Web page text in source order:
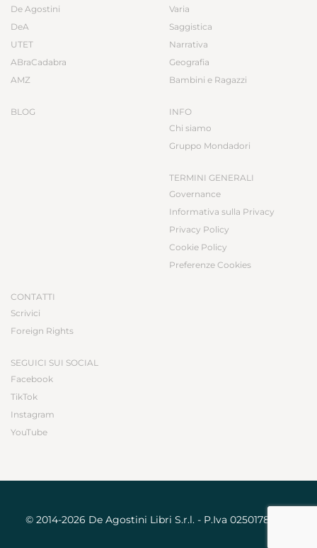
De Agostini
DeA
UTET
ABraCadabra
AMZ
BLOG
Varia
Saggistica
Narrativa
Geografia
Bambini e Ragazzi
INFO
Chi siamo
Gruppo Mondadori
TERMINI GENERALI
Governance
Informativa sulla Privacy
Privacy Policy
Cookie Policy
Preferenze Cookies
CONTATTI
Scrivici
Foreign Rights
SEGUICI SUI SOCIAL
Facebook
TikTok
Instagram
YouTube
© 2014-2026 De Agostini Libri S.r.l. - P.Iva 02501780031